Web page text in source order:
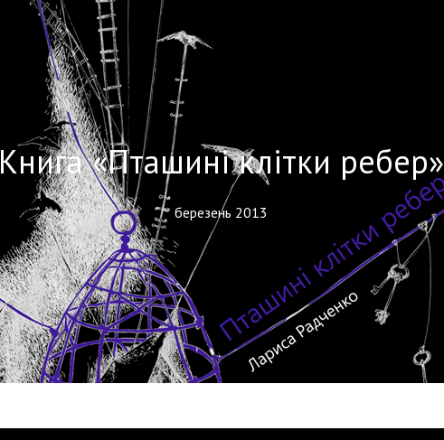
Проекти Параграфи
Книга «Пташині клітки ребер»
березень 2013